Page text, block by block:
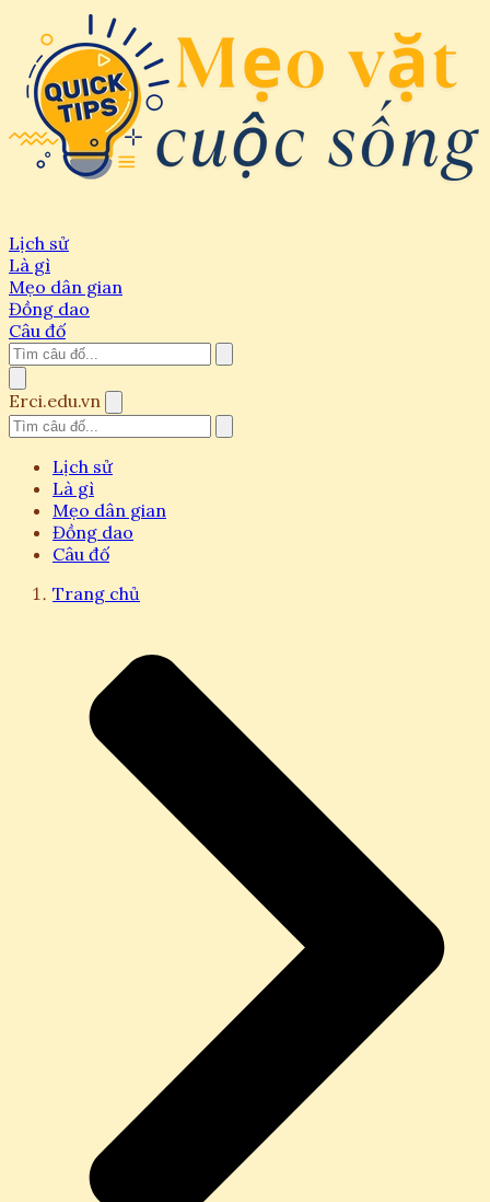
Lịch sử
Là gì
Mẹo dân gian
Đồng dao
Câu đố
Erci.edu.vn
Lịch sử
Là gì
Mẹo dân gian
Đồng dao
Câu đố
Trang chủ